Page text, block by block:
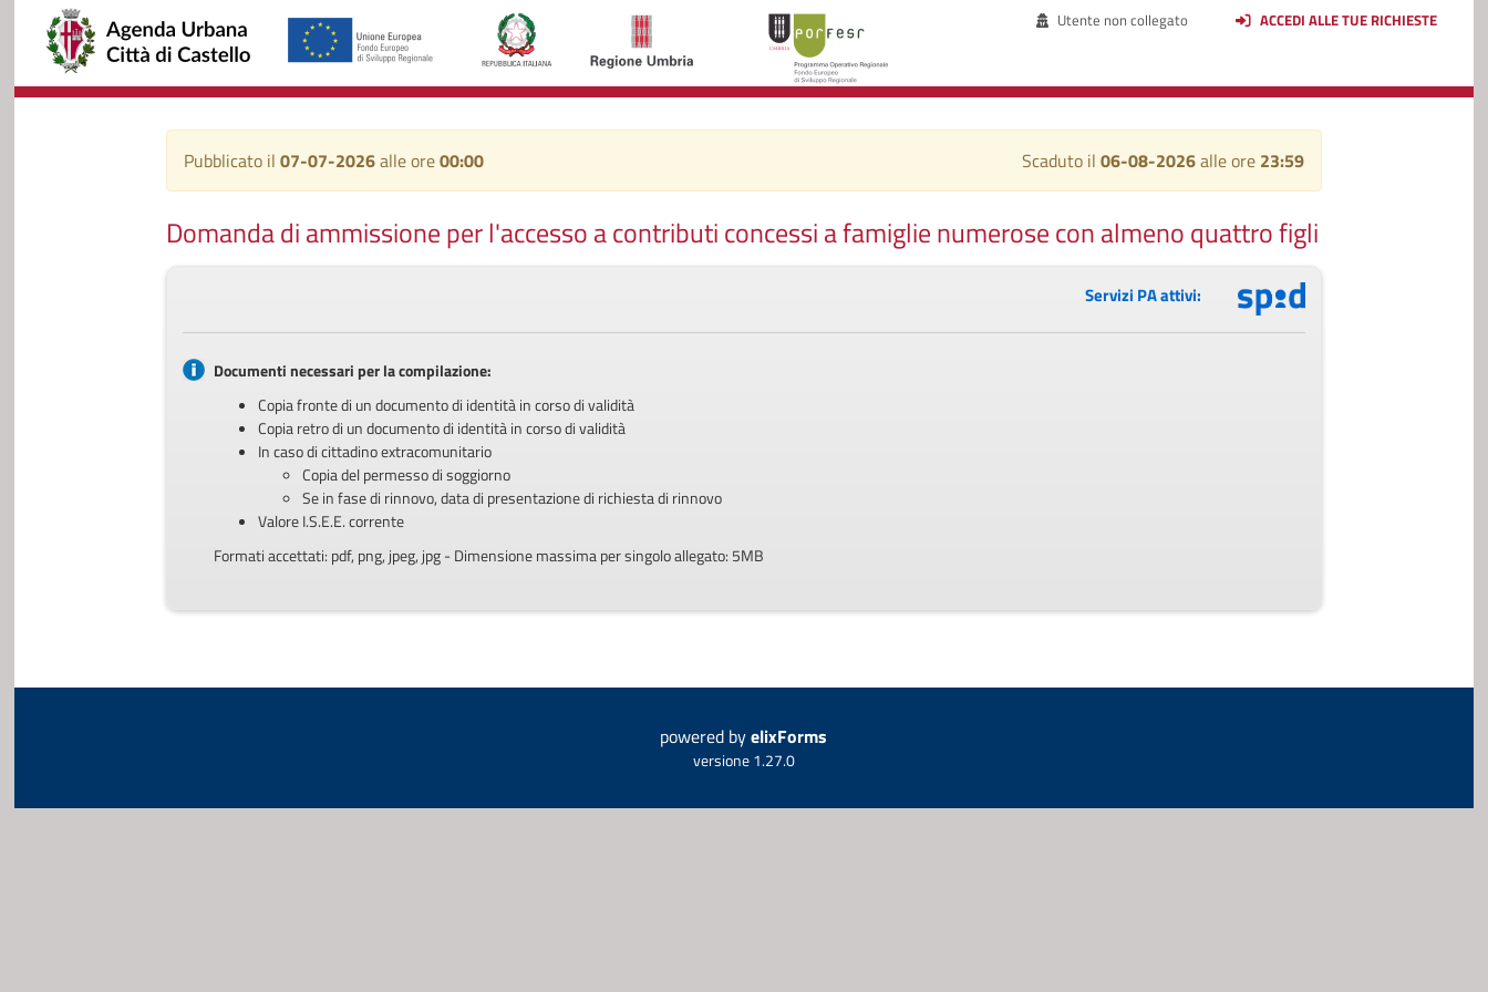
Utente non collegato ACCEDI ALLE TUE RICHIESTE
Pubblicato il 07-07-2026alle ore00:00 Scaduto il 06-08-2026alle ore 23:59
Domanda di ammissione per l'accesso a contributi concessi a famiglie numerose con almeno quattro figli
Servizi PA attivi:
Documenti necessari per la compilazione:
Copia fronte di un documento di identità in corso di validità
Copia retro di un documento di identità in corso di validità
In caso di cittadino extracomunitario
Copia del permesso di soggiorno
Se in fase di rinnovo, data di presentazione di richiesta di rinnovo
Valore I.S.E.E. corrente
Formati accettati: pdf, png, jpeg, jpg - Dimensione massima per singolo allegato: 5MB
powered byelixForms
versione 1.27.0